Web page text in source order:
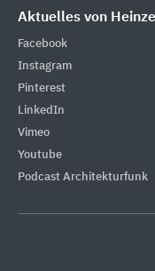
Aktuelles von Heinze
Facebook
Instagram
Pinterest
LinkedIn
Vimeo
Youtube
Podcast Architekturfunk